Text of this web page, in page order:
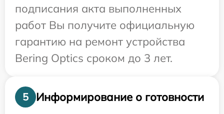
подписания акта выполненных
работ Вы получите официальную
гарантию на ремонт устройства
Bering Optics сроком до 3 лет.
5
Информирование о готовности